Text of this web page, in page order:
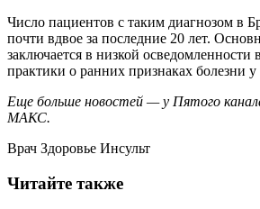
Число пациентов с таким диагнозом в
почти вдвое за последние 20 лет.
заключается в низкой осведомленности
практики о ранних признаках болезни
Еще больше новостей — у Пятого
МАКС.
Врач Здоровье Инсульт
Читайте также